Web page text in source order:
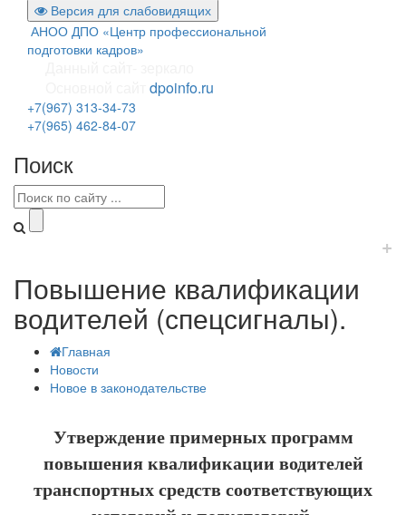
Версия для слабовидящих
АНОО ДПО «Центр профессиональной
подготовки кадров»
dpoinfo.ru
+7(967) 313-34-73
+7(965) 462-84-07
Поиск
+
Повышение квалификации
водителей (спецсигналы).
Главная
Новости
Новое в законодательстве
Утверждение примерных программ
повышения квалификации водителей
транспортных средств соответствующих